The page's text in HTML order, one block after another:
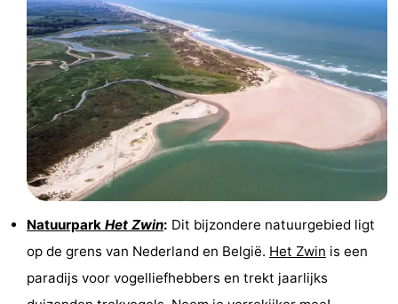
Natuurpark Het Zwin: Dit bijzondere natuurgebied ligt
op de grens van Nederland en België. Het Zwin is een
paradijs voor vogelliefhebbers en trekt jaarlijks